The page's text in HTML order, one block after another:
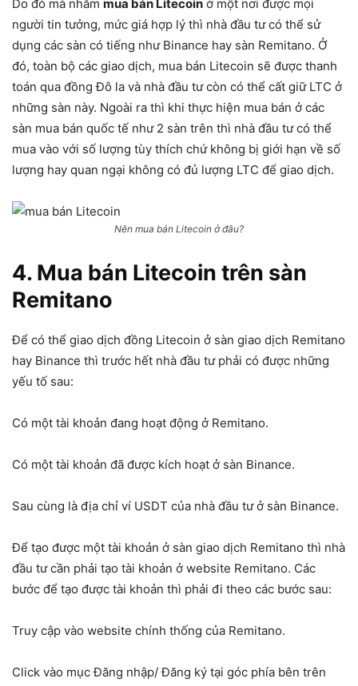
Do đó mà nhằm mua bán Litecoin ở một nơi được mọi
người tin tưởng, mức giá hợp lý thì nhà đầu tư có thể sử
dụng các sàn có tiếng như Binance hay sàn Remitano. Ở
đó, toàn bộ các giao dịch, mua bán Litecoin sẽ được thanh
toán qua đồng Đô la và nhà đầu tư còn có thể cất giữ LTC ở
những sàn này. Ngoài ra thì khi thực hiện mua bán ở các
sàn mua bán quốc tế như 2 sàn trên thì nhà đầu tư có thể
mua vào với số lượng tùy thích chứ không bị giới hạn về số
lượng hay quan ngại không có đủ lượng LTC để giao dịch.
Nên mua bán Litecoin ở đâu?
4. Mua bán Litecoin trên sàn
Remitano
Để có thể giao dịch đồng Litecoin ở sàn giao dịch Remitano
hay Binance thì trước hết nhà đầu tư phải có được những
yếu tố sau:
Có một tài khoản đang hoạt động ở Remitano.
Có một tài khoản đã được kích hoạt ở sàn Binance.
Sau cùng là địa chỉ ví USDT của nhà đầu tư ở sàn Binance.
Để tạo được một tài khoản ở sàn giao dịch Remitano thì nhà
đầu tư cần phải tạo tài khoản ở website Remitano. Các
bước để tạo được tài khoản thì phải đi theo các bước sau:
Truy cập vào website chính thống của Remitano.
Click vào mục Đăng nhập/ Đăng ký tại góc phía bên trên